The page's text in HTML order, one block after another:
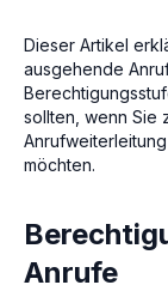
Dieser Artikel
ausgehende
sollten, wenn Sie
möchten.
Anrufe